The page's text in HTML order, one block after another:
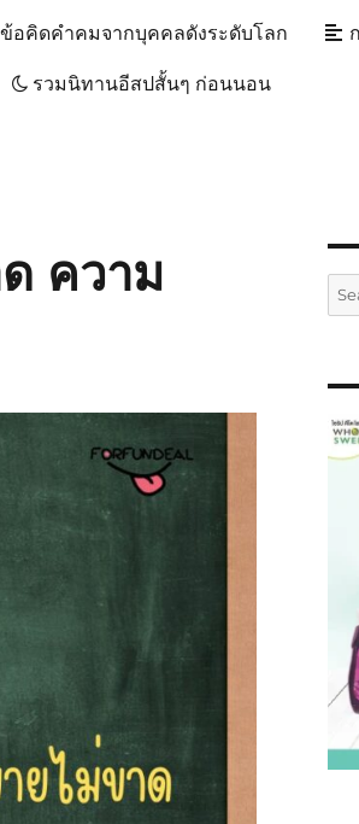
อคิดคำคมจากบุคคลดังระดับโลก
รวมนิทานอีสปสั้นๆ ก่อนนอน
ความ